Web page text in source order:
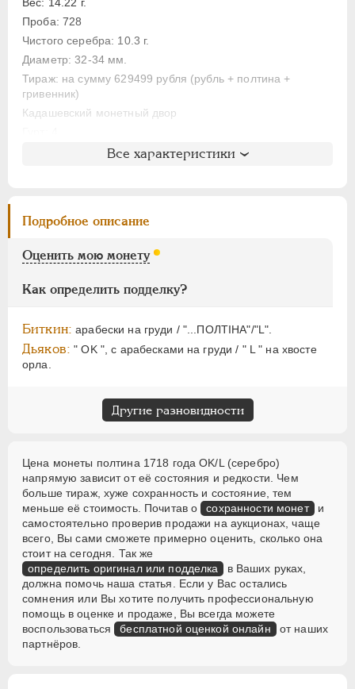
Вес: 14.22 г.
Проба: 728
Чистого серебра: 10.3 г.
Диаметр: 32-34 мм.
Тираж: на сумму 629499 рубля (рубль + полтина +
гривенник)
Кадашевский монетный двор
Литература и редкость
Уздеников: 0559
Дьяков ЗС: 602 (R3)
Семёнов
Гиль
Все характеристики
Подробное описание
Оценить мою монету
Как определить подделку?
Биткин: арабески на груди / "...ПОЛТIНА"/"L".
Дьяков: " OK ", с арабесками на груди / " L " на хвосте
орла.
Другие разновидности
Цена монеты полтина 1718 года OK/L (серебро)
напрямую зависит от её состояния и редкости. Чем
больше тираж, хуже сохранность и состояние, тем
меньше её стоимость. Почитав о сохранности монет и
самостоятельно проверив продажи на аукционах, чаще
всего, Вы сами сможете примерно оценить, сколько она
стоит на сегодня. Так же
определить оригинал или подделка
в Ваших руках,
должна помочь наша статья. Если у Вас остались
сомнения или Вы хотите получить профессиональную
помощь в оценке и продаже, Вы всегда можете
воспользоваться бесплатной оценкой онлайн от наших
партнёров.
ПЕТР III 1762-1762
ЕКАТЕРИНА II 1762-1796
ПАВЕЛ I 1796-1801
АЛЕКСАНДР I
1801-1825
НИКОЛАЙ I 1826-1855
АЛЕКСАНДР III 1881-1894
ИНОСТРАННЫЕ 1768-1918